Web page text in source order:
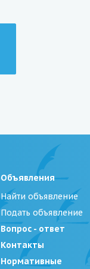
Объявления
Найти объявление
Подать объявление
Вопрос - ответ
Контакты
Нормативные